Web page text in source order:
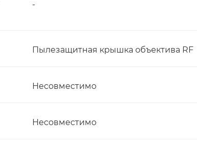
-
Пылезащитная крышка объектива RF
Несовместимо
Несовместимо